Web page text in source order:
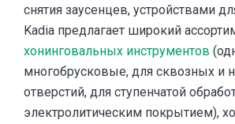
снятия заусенцев, устройствами
Kadia предлагает широкий
хонинговальных инструментов
многобрусковые, для сквозных и
отверстий, для ступенчатой
электролитическим покрытием),